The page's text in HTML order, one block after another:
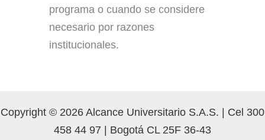
programa o cuando se considere
necesario por razones
institucionales.
Copyright © 2026 Alcance Universitario S.A.S. | Cel 300
458 44 97 | Bogotá CL 25F 36-43